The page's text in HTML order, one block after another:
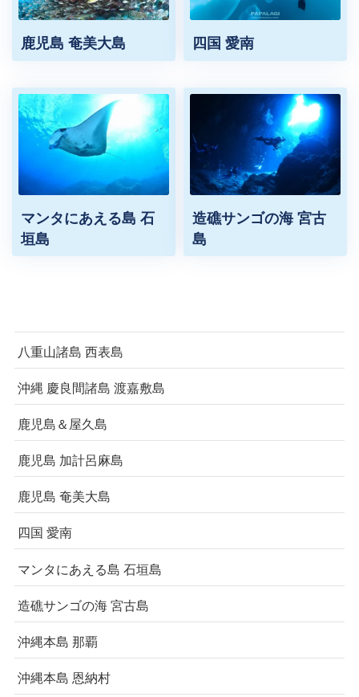
鹿児島 奄美大島 四国 愛南
マンタにあえる島 石
垣島
造礁サンゴの海 宮古
島
八重山諸島 西表島
沖縄 慶良間諸島 渡嘉敷島
鹿児島＆屋久島
鹿児島 加計呂麻島
鹿児島 奄美大島
四国 愛南
マンタにあえる島 石垣島
造礁サンゴの海 宮古島
沖縄本島 那覇
沖縄本島 恩納村